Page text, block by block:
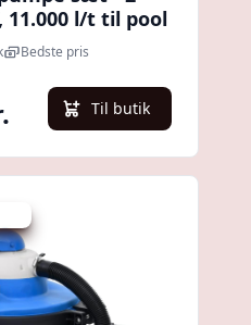
11.000 l/t til pool
Bedste pris
Til butik